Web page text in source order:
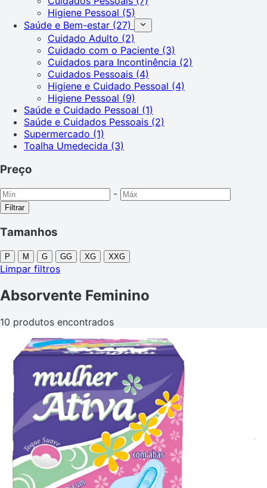
Higiene Pessoal (5)
Saúde e Bem-estar (27)
Cuidado Adulto (2)
Cuidado com o Paciente (3)
Cuidados para Incontinência (2)
Cuidados Pessoais (4)
Higiene e Cuidado Pessoal (4)
Higiene Pessoal (9)
Saúde e Cuidado Pessoal (1)
Saúde e Cuidados Pessoais (2)
Supermercado (1)
Toalha Umedecida (3)
Preço
-
Filtrar
Tamanhos
P M G GG XG XXG
Limpar filtros
Absorvente Feminino
10 produtos encontrados